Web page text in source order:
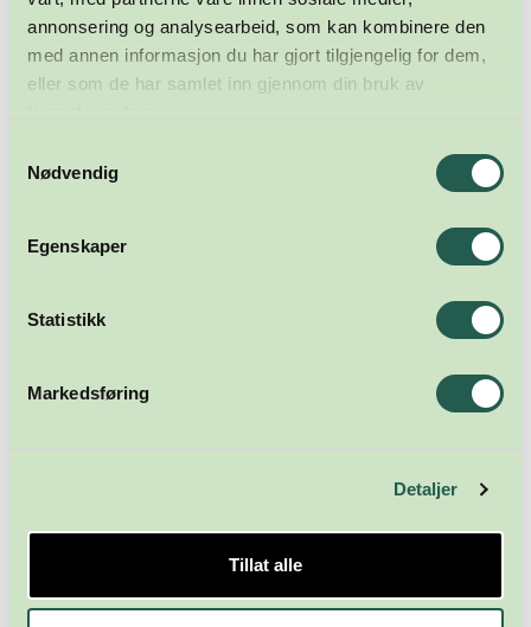
annonsering og analysearbeid, som kan kombinere den
med annen informasjon du har gjort tilgjengelig for dem,
eller som de har samlet inn gjennom din bruk av
Nødvendig
Egenskaper
Statistikk
Markedsføring
Detaljer
Tillat alle
Meld deg på nyhetsbrevet